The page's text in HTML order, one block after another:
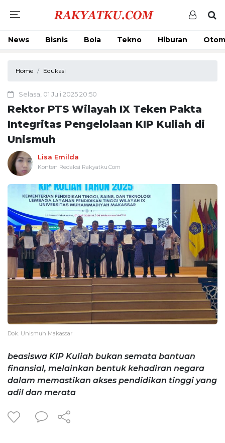
News Bisnis Bola Tekno Hiburan
Home Edukasi
Selasa, 01 Juli 2025 20:50
Rektor PTS Wilayah IX Teken Pakta
Integritas Pengelolaan KIP Kuliah di
Unismuh
Lisa Emilda
Konten Redaksi Rakyatku.Com
Dok. Unismuh Makassar
beasiswa KIP Kuliah bukan semata bantuan
finansial, melainkan bentuk kehadiran negara
dalam memastikan akses pendidikan tinggi yang
adil dan merata